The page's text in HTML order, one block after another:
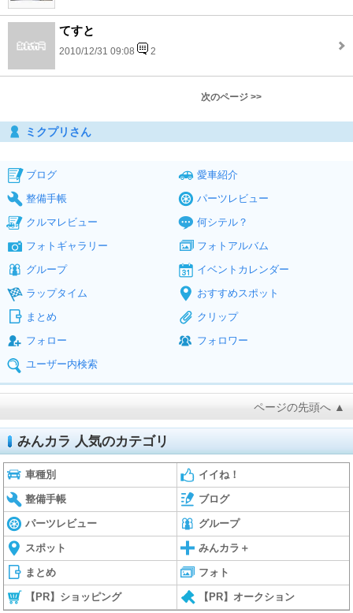
てすと
2010/12/31 09:08 2
次のページ >>
ミクプリさん
ブログ
愛車紹介
整備手帳
パーツレビュー
クルマレビュー
何シテル？
フォトギャラリー
フォトアルバム
グループ
イベントカレンダー
ラップタイム
おすすめスポット
まとめ
クリップ
フォロー
フォロワー
ユーザー内検索
ページの先頭へ ▲
みんカラ 人気のカテゴリ
車種別 イイね！
整備手帳 ブログ
パーツレビュー グループ
スポット みんカラ＋
まとめ フォト
【PR】ショッピング 【PR】オークション